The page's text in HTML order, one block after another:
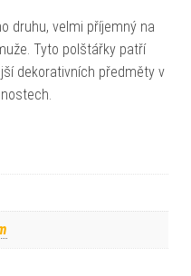
druhu, velmi příjemný na
Tyto polštářky patří
dekorativních předměty v